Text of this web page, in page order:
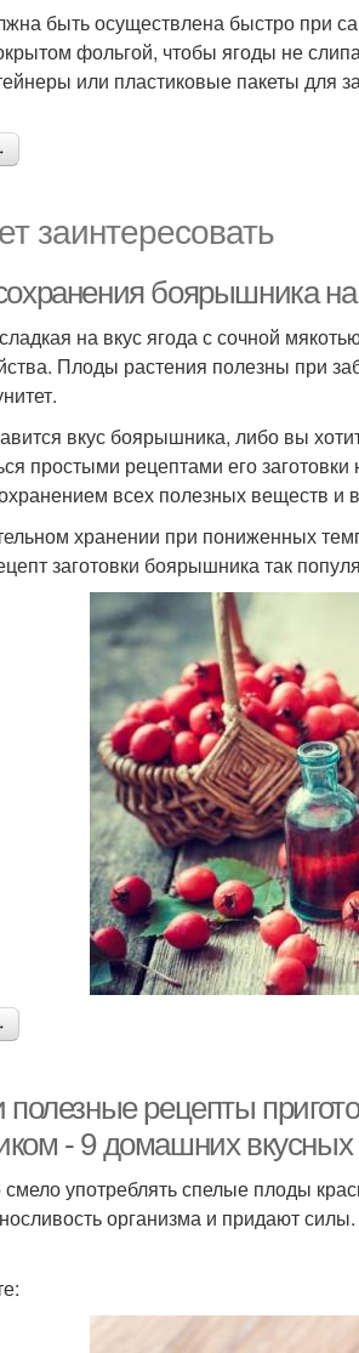
быть осуществлена быстро при
фольгой, чтобы ягоды не
или пластиковые пакеты для
заинтересовать
боярышника
на вкус ягода с сочной
Плоды растения полезны при
вкус боярышника, либо вы
простыми рецептами его
всех полезных веществ и
хранении при пониженных
заготовки боярышника так
полезные рецепты
- 9 домашних вкусных
употреблять спелые плоды
организма и придают